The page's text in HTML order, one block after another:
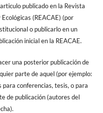
publicado en la Revista
(REACAE) (por
o publicarlo en un
inicial en la REACAE.
una posterior publicación de
parte de aquel (por ejemplo:
conferencias, tesis, o para
de publicación (autores del